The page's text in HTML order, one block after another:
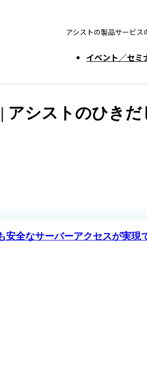
アシストの製品サービス
イベント／セミ
シストのひきだ
全なサーバーアクセスが実